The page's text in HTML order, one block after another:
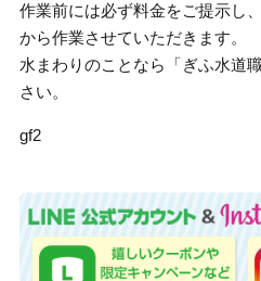
作業前には必ず料金をご提示し
から作業させていただきます。
水まわりのことなら「ぎふ水道
さい。
gf2